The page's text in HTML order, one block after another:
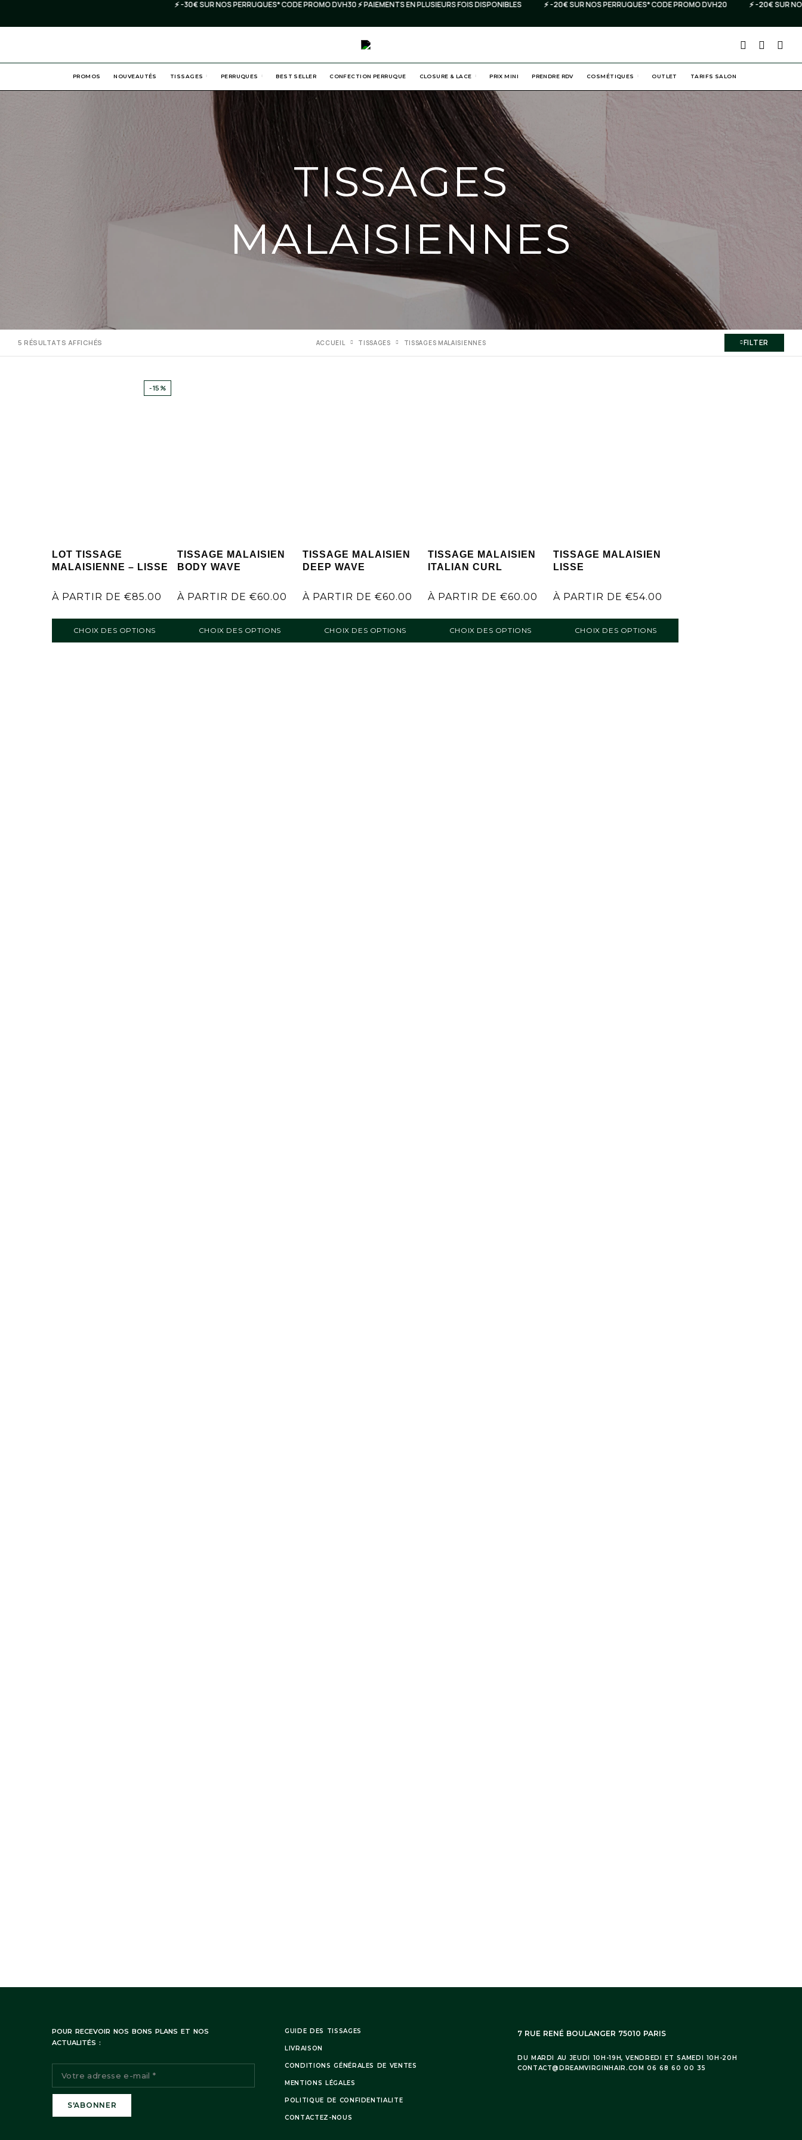
⚡️ -30€ SUR NOS PERRUQUES* CODE PROMO DVH30 ⚡️ PAIEMENTS EN PLUSIEURS FOIS DISPONIBLES ⚡️ -20€ SUR NOS PERRUQUES* CODE PROMO DVH20 ⚡️ -20€ SUR NOS
PROMOS NOUVEAUTÉS TISSAGES PERRUQUES BEST SELLER CONFECTION PERRUQUE CLOSURE & LACE PRIX MINI PRENDRE RDV COSMÉTIQUES OUTLET TARIFS SALON
5 RÉSULTATS AFFICHÉS ACCUEIL TISSAGES TISSAGES MALAISIENNES FILTER
TISSAGES
MALAISIENNES
-15%
LOT TISSAGE
MALAISIENNE – LISSE
À PARTIR DE €85.00
CHOIX DES OPTIONS
TISSAGE MALAISIEN
BODY WAVE
À PARTIR DE €60.00
CHOIX DES OPTIONS
TISSAGE MALAISIEN
DEEP WAVE
À PARTIR DE €60.00
CHOIX DES OPTIONS
TISSAGE MALAISIEN
ITALIAN CURL
À PARTIR DE €60.00
CHOIX DES OPTIONS
TISSAGE MALAISIEN
LISSE
À PARTIR DE €54.00
CHOIX DES OPTIONS
POUR RECEVOIR NOS BONS PLANS ET NOS
ACTUALITÉS :
GUIDE DES TISSAGES
LIVRAISON
CONDITIONS GÉNÉRALES DE VENTES
MENTIONS LÉGALES
POLITIQUE DE CONFIDENTIALITE
CONTACTEZ-NOUS
7 RUE RENÉ BOULANGER 75010 PARIS
DU MARDI AU JEUDI 10H-19H, VENDREDI ET SAMEDI 10H-20H
CONTACT@DREAMVIRGINHAIR.COM 06 68 60 00 35